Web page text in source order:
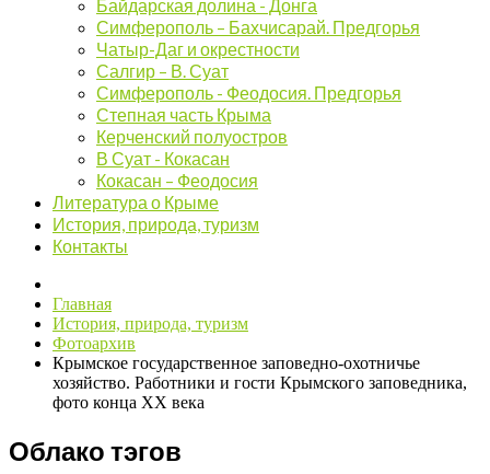
Байдарская долина - Донга
Симферополь – Бахчисарай. Предгорья
Чатыр-Даг и окрестности
Салгир – В. Суат
Симферополь - Феодосия. Предгорья
Степная часть Крыма
Керченский полуостров
В Суат - Кокасан
Кокасан – Феодосия
Литература о Крыме
История, природа, туризм
Контакты
Главная
История, природа, туризм
Фотоархив
Крымское государственное заповедно-охотничье
хозяйство. Работники и гости Крымского заповедника,
фото конца ХХ века
Облако тэгов